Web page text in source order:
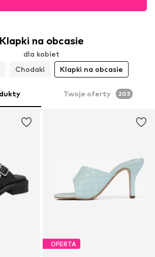
Klapki na obcasie
dla kobiet
Chodaki Klapki na obcasie
Twoje oferty 203
OFERTA